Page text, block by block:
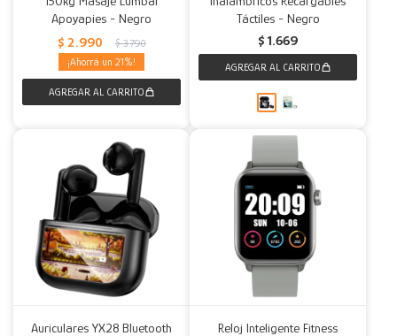
Apoyapies - Negro
$ 2.990 $ 3.790
21
Táctiles - Negro
$ 1.669
Auriculares YX28 Bluetooth
Reloj Inteligente Fitness
Fundas
Accesorios para el hogar
Muebles Infantiles